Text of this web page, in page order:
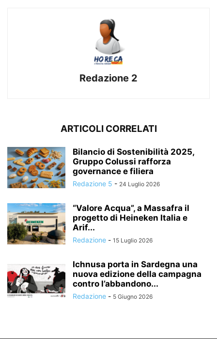
Redazione 2
ARTICOLI CORRELATI
Bilancio di Sostenibilità 2025,
Gruppo Colussi rafforza
governance e filiera
Redazione 5 - 24 Luglio 2026
“Valore Acqua”, a Massafra il
progetto di Heineken Italia e
Arif...
Redazione - 15 Luglio 2026
Ichnusa porta in Sardegna una
nuova edizione della campagna
contro l’abbandono...
Redazione - 5 Giugno 2026